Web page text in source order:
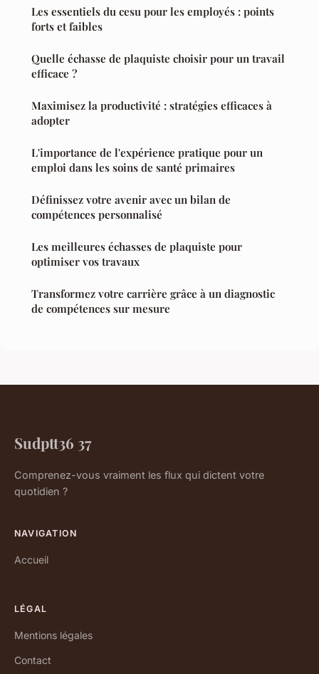
Les essentiels du cesu pour les employés : points
forts et faibles
Quelle échasse de plaquiste choisir pour un travail
efficace ?
Maximisez la productivité : stratégies efficaces à
adopter
L'importance de l'expérience pratique pour un
emploi dans les soins de santé primaires
Définissez votre avenir avec un bilan de
compétences personnalisé
Les meilleures échasses de plaquiste pour
optimiser vos travaux
Transformez votre carrière grâce à un diagnostic
de compétences sur mesure
Sudptt36 37
Comprenez-vous vraiment les flux qui dictent votre
quotidien ?
NAVIGATION
Accueil
LÉGAL
Mentions légales
Contact